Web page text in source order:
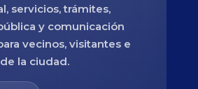
servicios, trámites,
y comunicación
vecinos, visitantes e
la ciudad.